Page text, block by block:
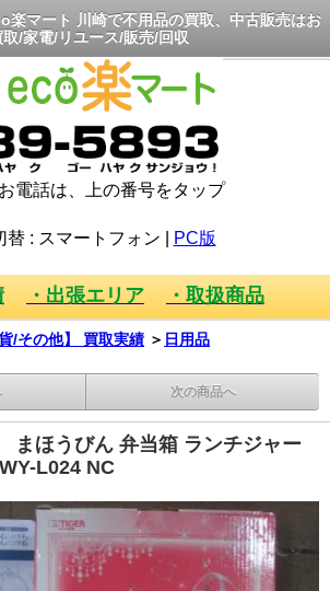
楽マート 川崎で不用品の買取、中古販売はお
/家電/リユース/販売/回収
電話は、上の番号をタップ
替 : スマートフォン PC版
・出張エリア ・取扱商品
/その他】 買取実績 ＞ 日用品
次の商品へ
ほうびん 弁当箱 ランチジャー
L024 NC